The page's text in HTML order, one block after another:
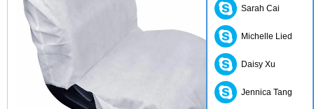
Sarah Cai
Michelle Lied
Daisy Xu
Jennica Tang